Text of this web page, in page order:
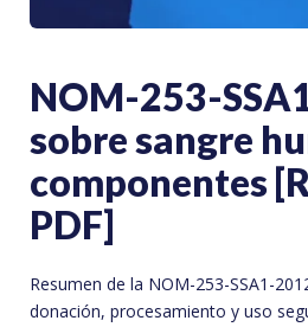
NOM-253-
sobre sangre
componentes
PDF]
Resumen de la NOM-253-SSA1-
donación, procesamiento y uso